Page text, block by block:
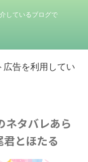
しているブログで
告を利用してい
ネタバレあら
とほたる